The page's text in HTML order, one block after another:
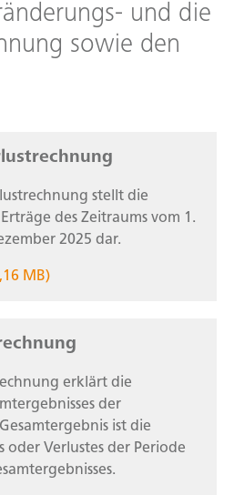
und die
sowie den
stellt die
des Zeitraums vom 1.
2025 dar.
MB)
erklärt die
der
ist die
oder Verlustes der Periode